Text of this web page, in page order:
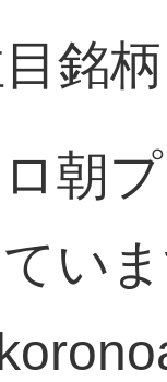
銘柄
朝
い